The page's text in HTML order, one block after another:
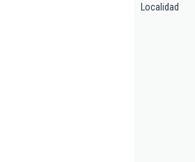
Localidad